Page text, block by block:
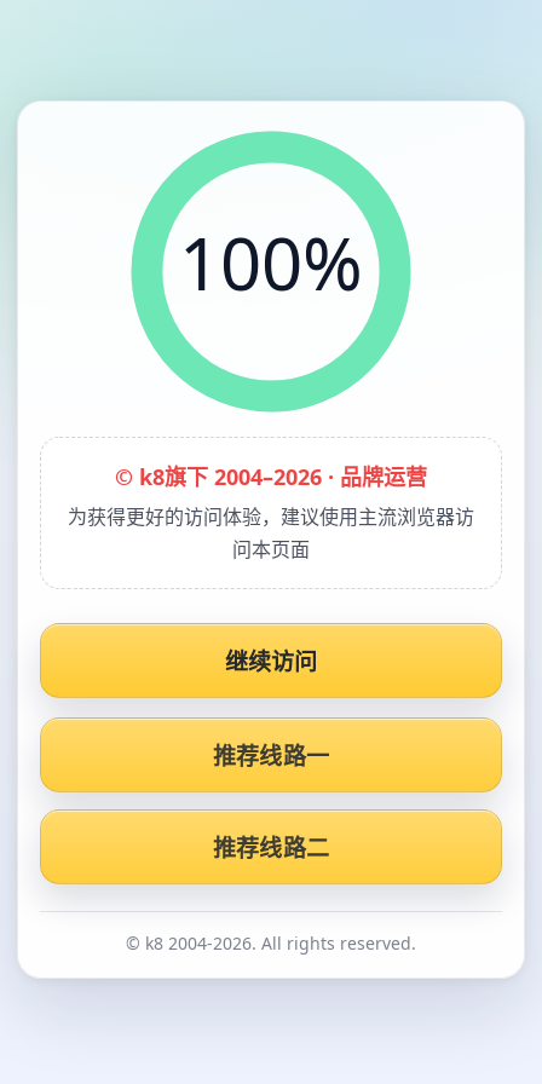
100%
© k8旗下 2004–2026 · 品牌运营
为获得更好的访问体验，建议使用主流浏览器访
问本页面
继续访问
推荐线路一
推荐线路二
© k8 2004-2026. All rights reserved.